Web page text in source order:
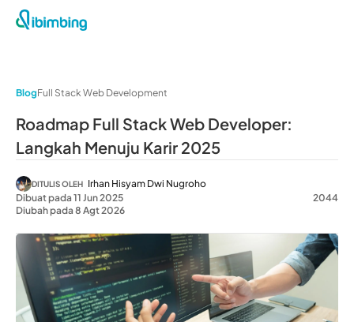
BlogFull Stack Web Development
Roadmap Full Stack Web Developer:
Langkah Menuju Karir 2025
DITULIS OLEH Irhan Hisyam Dwi Nugroho
Dibuat pada 11 Jun 2025
Diubah pada 8 Agt 2026
2044